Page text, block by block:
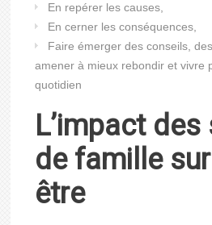
En repérer les causes,
En cerner les conséquences,
Faire émerger des conseils,
amener à mieux rebondir et vivre
quotidien
L’impact
de famille
être